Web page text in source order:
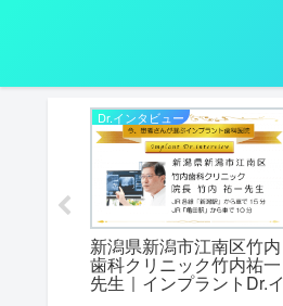
Dr.インタビュー
新潟県新潟市江南区竹内
歯科クリニック竹内祐一
先生｜インプラントDr.イ